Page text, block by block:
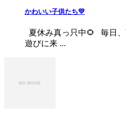
かわいい子供たち💛
夏休み真っ只中🌻 毎日
遊びに来 ...